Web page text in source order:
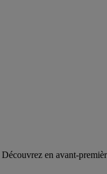
en avant-